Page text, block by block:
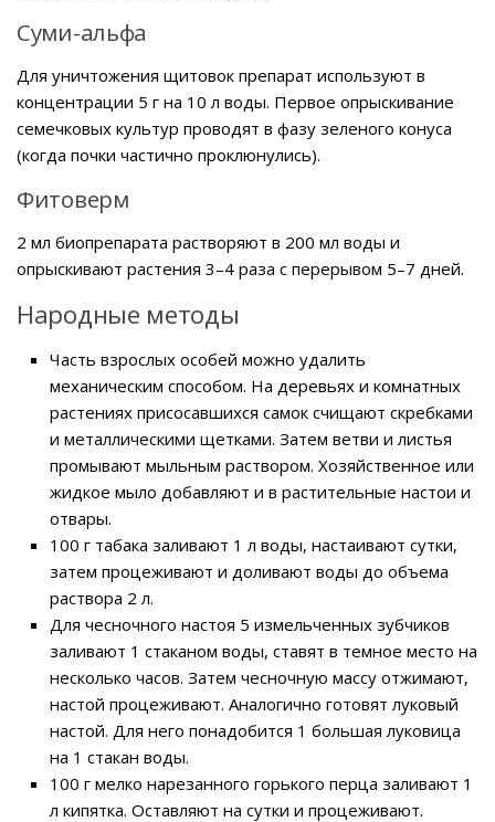
Суми-альфа
Для уничтожения щитовок препарат используют в
концентрации 5 г на 10 л воды. Первое опрыскивание
семечковых культур проводят в фазу зеленого конуса
(когда почки частично проклюнулись).
Фитоверм
2 мл биопрепарата растворяют в 200 мл воды и
опрыскивают растения 3–4 раза с перерывом 5–7 дней.
Народные методы
Часть взрослых особей можно удалить
механическим способом. На деревьях и комнатных
растениях присосавшихся самок счищают скребками
и металлическими щетками. Затем ветви и листья
промывают мыльным раствором. Хозяйственное или
жидкое мыло добавляют и в растительные настои и
отвары.
100 г табака заливают 1 л воды, настаивают сутки,
затем процеживают и доливают воды до объема
раствора 2 л.
Для чесночного настоя 5 измельченных зубчиков
заливают 1 стаканом воды, ставят в темное место на
несколько часов. Затем чесночную массу отжимают,
настой процеживают. Аналогично готовят луковый
настой. Для него понадобится 1 большая луковица
на 1 стакан воды.
100 г мелко нарезанного горького перца заливают 1
л кипятка. Оставляют на сутки и процеживают.